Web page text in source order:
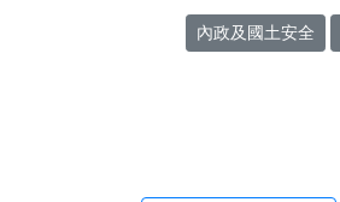
內政及國土安全